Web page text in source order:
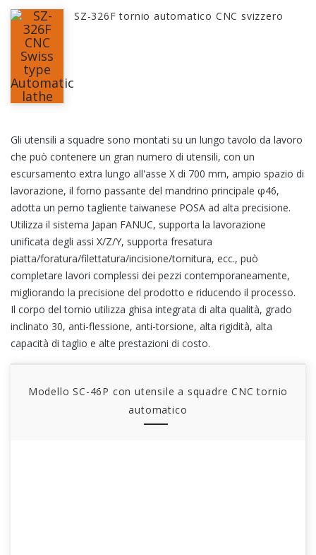
SZ-326F tornio automatico CNC svizzero
Gli utensili a squadre sono montati su un lungo tavolo da lavoro
che può contenere un gran numero di utensili, con un
escursamento extra lungo all'asse X di 700 mm, ampio spazio di
lavorazione, il forno passante del mandrino principale φ46,
adotta un perno tagliente taiwanese POSA ad alta precisione.
Utilizza il sistema Japan FANUC, supporta la lavorazione
unificata degli assi X/Z/Y, supporta fresatura
piatta/foratura/filettatura/incisione/tornitura, ecc., può
completare lavori complessi dei pezzi contemporaneamente,
migliorando la precisione del prodotto e riducendo il processo.
Il corpo del tornio utilizza ghisa integrata di alta qualità, grado
inclinato 30, anti-flessione, anti-torsione, alta rigidità, alta
capacità di taglio e alte prestazioni di costo.
Modello SC-46P con utensile a squadre CNC tornio
automatico